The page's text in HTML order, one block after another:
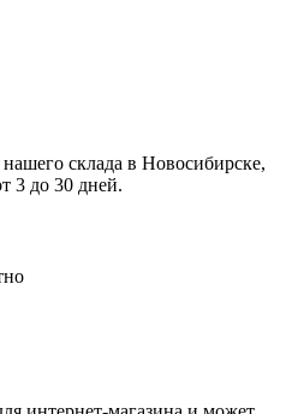
склада в Новосибирске,
3 до 30 дней.